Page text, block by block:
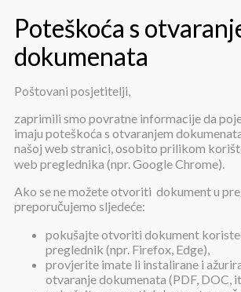
Godišnji financijski
razdoblje 1.1. –
Godišnji financijski
Poštovani posjetitelji,
zaprimili smo povratne informacije da
imaju poteškoća s otvaranjem
našoj web stranici, osobito prilikom
web preglednika (npr. Google Chrome).
Ako se ne možete otvoriti dokument u
preporučujemo sljedeće:
pokušajte otvoriti dokument
preglednik (npr. Firefox, Edge),
provjerite imate li instalirane i
otvaranje dokumenata (PDF, DOC,